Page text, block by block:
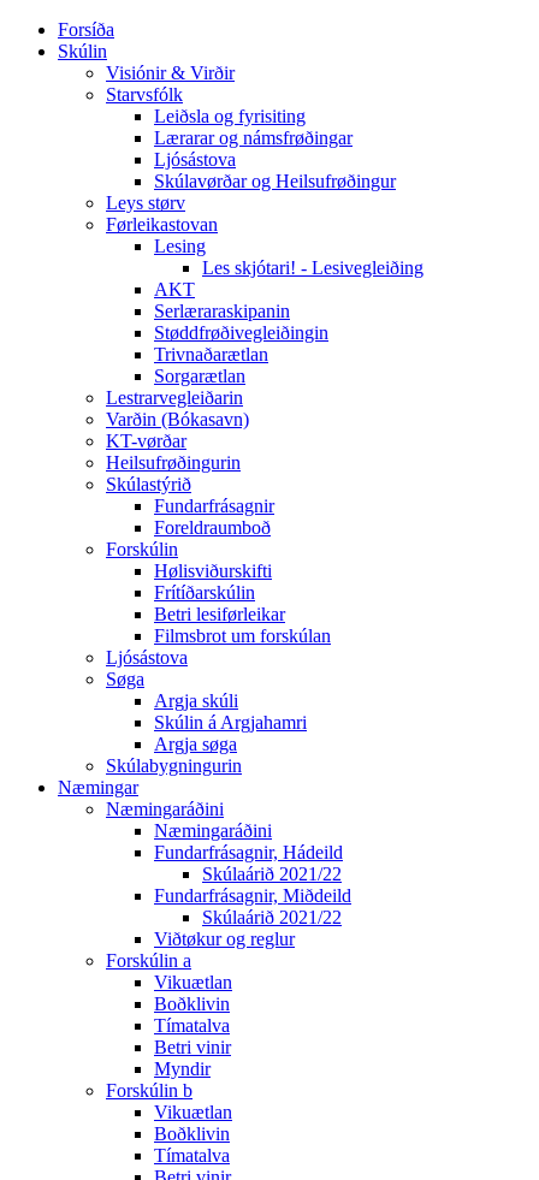
Forsíða
Skúlin
Visiónir & Virðir
Starvsfólk
Leiðsla og fyrisiting
Lærarar og námsfrøðingar
Ljósástova
Skúlavørðar og Heilsufrøðingur
Leys størv
Førleikastovan
Lesing
Les skjótari! - Lesivegleiðing
AKT
Serlæraraskipanin
Støddfrøðivegleiðingin
Trivnaðarætlan
Sorgarætlan
Lestrarvegleiðarin
Varðin (Bókasavn)
KT-vørðar
Heilsufrøðingurin
Skúlastýrið
Fundarfrásagnir
Foreldraumboð
Forskúlin
Hølisviðurskifti
Frítíðarskúlin
Betri lesiførleikar
Filmsbrot um forskúlan
Ljósástova
Søga
Argja skúli
Skúlin á Argjahamri
Argja søga
Skúlabygningurin
Næmingar
Næmingaráðini
Næmingaráðini
Fundarfrásagnir, Hádeild
Skúlaárið 2021/22
Fundarfrásagnir, Miðdeild
Skúlaárið 2021/22
Viðtøkur og reglur
Forskúlin a
Vikuætlan
Boðklivin
Tímatalva
Betri vinir
Myndir
Forskúlin b
Vikuætlan
Boðklivin
Tímatalva